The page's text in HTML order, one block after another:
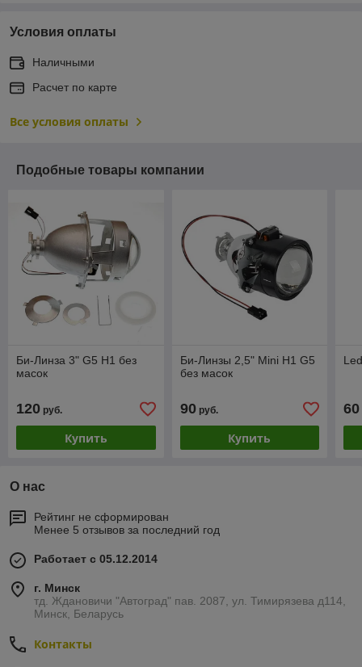
Условия оплаты
Наличными
Расчет по карте
Все условия оплаты
Подобные товары компании
Би-Линза 3" G5 H1 без
масок
120 руб.
Купить
Би-Линзы 2,5" Mini H1 G5
без масок
90руб.
Купить
60
О нас
Рейтинг не сформирован
Менее 5 отзывов за последний год
Работает с 05.12.2014
г. Минск
тд. Ждановичи "Автоград" пав. 2087, ул. Тимирязева д114,
Минск, Беларусь
Контакты